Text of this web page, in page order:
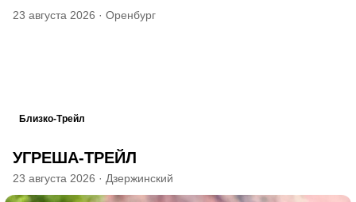
23 августа 2026 · Оренбург
Близко-Трейл
УГРЕША-ТРЕЙЛ
23 августа 2026 · Дзержинский